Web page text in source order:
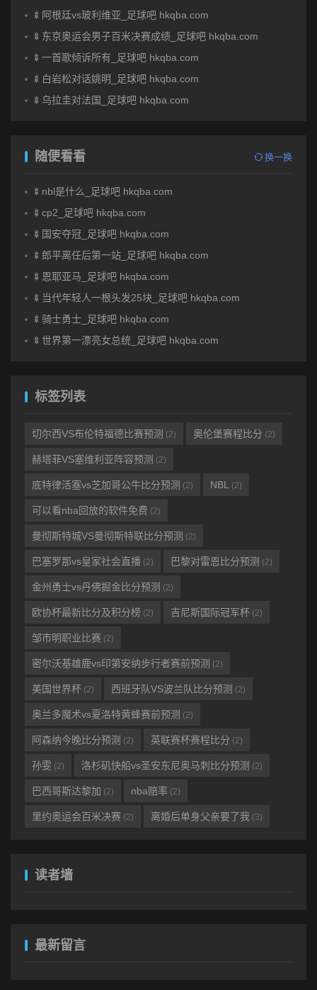
🍢阿根廷vs玻利维亚_足球吧 hkqba.com
🍢东京奥运会男子百米决赛成绩_足球吧 hkqba.com
🍢一首歌倾诉所有_足球吧 hkqba.com
🍢白岩松对话姚明_足球吧 hkqba.com
🍢乌拉圭对法国_足球吧 hkqba.com
随便看看 换一换
🍢nbl是什么_足球吧 hkqba.com
🍢cp2_足球吧 hkqba.com
🍢国安夺冠_足球吧 hkqba.com
🍢郎平离任后第一站_足球吧 hkqba.com
🍢恩耶亚马_足球吧 hkqba.com
🍢当代年轻人一根头发25块_足球吧 hkqba.com
🍢骑士勇士_足球吧 hkqba.com
🍢世界第一漂亮女总统_足球吧 hkqba.com
标签列表
切尔西VS布伦特福德比赛预测 (2) 奥伦堡赛程比分 (2)
赫塔菲VS塞维利亚阵容预测 (2)
底特律活塞vs芝加哥公牛比分预测 (2) NBL (2)
可以看nba回放的软件免费 (2)
曼彻斯特城VS曼彻斯特联比分预测 (2)
巴塞罗那vs皇家社会直播 (2) 巴黎对雷恩比分预测 (2)
金州勇士vs丹佛掘金比分预测 (2)
欧协杯最新比分及积分榜 (2) 吉尼斯国际冠军杯 (2)
邹市明职业比赛 (2)
密尔沃基雄鹿vs印第安纳步行者赛前预测 (2)
美国世界杯 (2) 西班牙队VS波兰队比分预测 (2)
奥兰多魔术vs夏洛特黄蜂赛前预测 (2)
阿森纳今晚比分预测 (2) 英联赛杯赛程比分 (2)
孙雯 (2) 洛杉矶快船vs圣安东尼奥马刺比分预测 (2)
巴西哥斯达黎加 (2) nba赔率 (2)
里约奥运会百米决赛 (2) 离婚后单身父亲要了我 (3)
读者墙
最新留言